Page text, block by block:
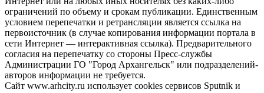
ограничений по объему и срокам публикации. Единственным
условием перепечатки и ретрансляции является ссылка на
первоисточник (в случае копирования информации портала в
сети Интернет — интерактивная ссылка). Предварительного
согласия на перепечатку со стороны Пресс-службы
Администрации ГО "Город Архангельск" или подразделений-
авторов информации не требуется.
Сайт www.arhcity.ru использует cookies сервисов Sputnik и